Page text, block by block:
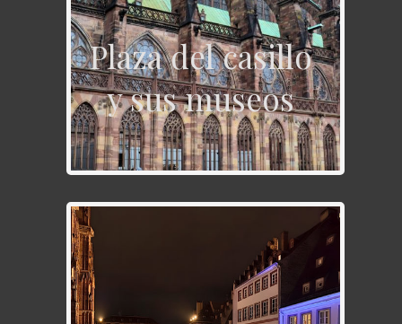
Plaza del casillo
y sus museos